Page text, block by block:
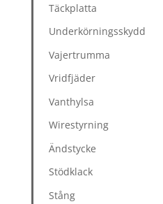
Täckplatta
Underkörningsskydd
Vajertrumma
Vridfjäder
Vanthylsa
Wirestyrning
Ändstycke
Stödklack
Stång